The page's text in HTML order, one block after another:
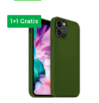
1+1 Gratis